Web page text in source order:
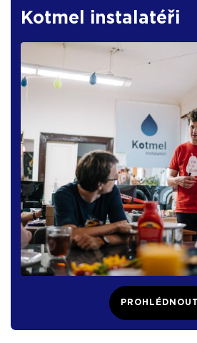
Kotmel instalatéři
PROHLÉDNOUT